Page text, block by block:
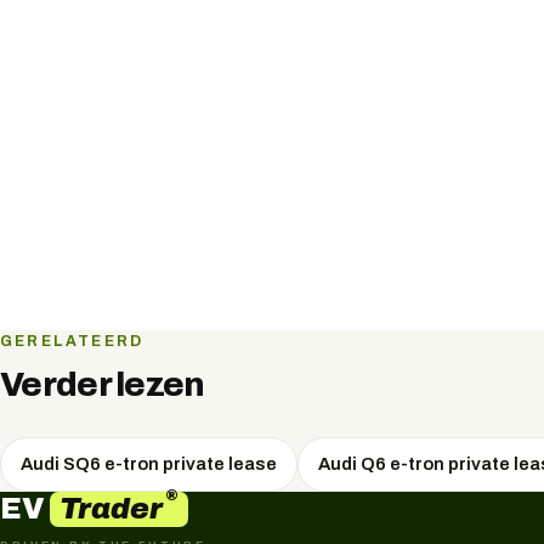
GERELATEERD
Verder lezen
Audi SQ6 e-tron private lease Audi Q6 e-tron private
EV Trader®